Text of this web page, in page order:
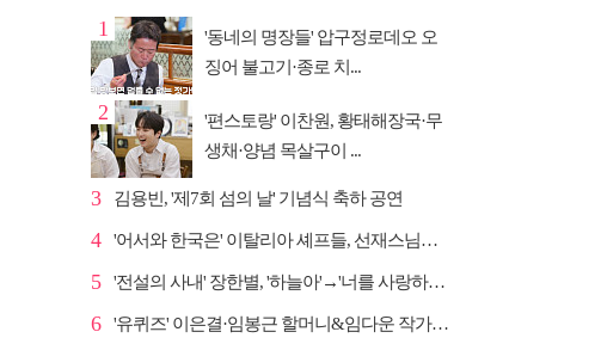
1
'동네의 명장들' 압구정로데오 오
징어 불고기·종로 치...
2
'편스토랑' 이찬원, 황태해장국·무
생채·양념 목살구이 ...
3 김용빈, '제7회 섬의 날' 기념식 축하 공연
4 '어서와 한국은' 이탈리아 셰프들, 선재스님→라연 차도...
5 '전설의 사내' 장한별, '하늘아'→'너를 사랑하고도' 명...
6 '유퀴즈' 이은결·임봉근 할머니&임다운 작가·이승철, '...